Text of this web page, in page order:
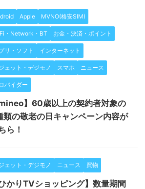
Apple MVNO(格安SIM)
・Network・BT お金・決済・ポイント
リ・ソフト インターネット
ェット・デジモノ スマホ ニュース
バイダー
mineo】60歳以上の契約者対象の
類の敬老の日キャンペーン内容が
ら！
ェット・デジモノ ニュース 買物
ひかりTVショッピング】数量期間